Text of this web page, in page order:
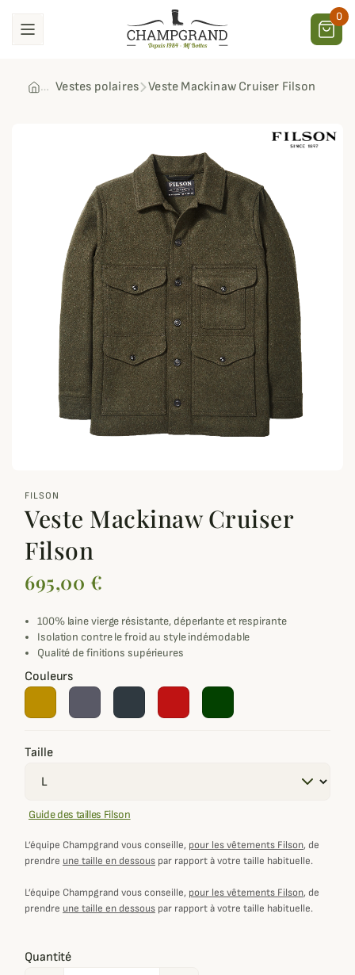
0
Vestes polaires Veste Mackinaw Cruiser Filson
FILSON
Veste Mackinaw Cruiser
Filson
695,00 €
100% laine vierge résistante, déperlante et respirante
Isolation contre le froid au style indémodable
Qualité de finitions supérieures
Couleurs
Taille
Guide des tailles Filson
L’équipe Champgrand vous conseille, pour les vêtements Filson, de
prendre une taille en dessous par rapport à votre taille habituelle.
L’équipe Champgrand vous conseille, pour les vêtements Filson, de
prendre une taille en dessous par rapport à votre taille habituelle.
Quantité